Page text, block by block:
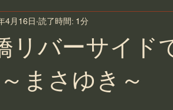
リバーサイド
まさゆき～
4月16日 読了時間: 1分